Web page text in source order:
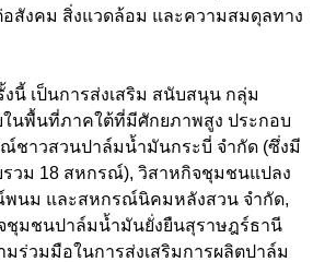
สังคม สิ่งแวดล้อม และความสมดุลทาง
งนี้ เป็นการส่งเสริม สนับสนุน กลุ่ม
ในพื้นที่ภาคใต้ที่มีศักยภาพสูง ประกอบ
ชาวสวนปาล์มน้ำมันกระบี่ จำกัด (ซึ่งมี
วม 18 สหกรณ์), วิสาหกิจชุมชนแปลง
นม และสหกรณ์นิคมหลังสวน จำกัด,
ชุมชนปาล์มน้ำมันยั่งยืนสุราษฎร์ธานี
มร่วมมือในการส่งเสริมการผลิตปาล์ม